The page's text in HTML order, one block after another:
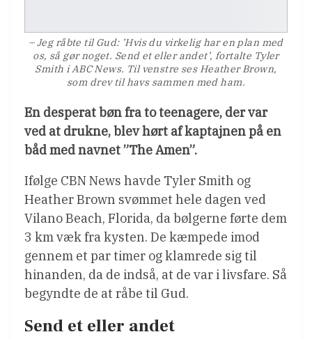
– Jeg råbte til Gud: ’Hvis du virkelig har en plan med
os, så gør noget. Send et eller andet’, fortalte Tyler
Smith i ABC News. Til venstre ses Heather Brown,
som drev til havs sammen med ham.
En desperat bøn fra to teenagere, der var
ved at drukne, blev hørt af kaptajnen på en
båd med navnet ”The Amen”.
Ifølge CBN News havde Tyler Smith og
Heather Brown svømmet hele dagen ved
Vilano Beach, Florida, da bølgerne førte dem
3 km væk fra kysten. De kæmpede imod
gennem et par timer og klamrede sig til
hinanden, da de indså, at de var i livsfare. Så
begyndte de at råbe til Gud.
Send et eller andet